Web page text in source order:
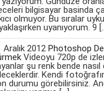
bilgisayar basinda
olmuyor. Bu sıralar
uyanıyorum. 9
Aralık 2012 Photoshop
Videoyu 720p de
şu renk bende
Kendi
durumu görebilirsiniz.